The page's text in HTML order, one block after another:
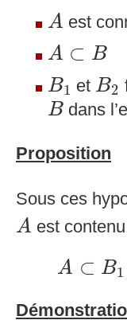
A
A est
A ⊂ B
A ⊂B
B1
B1 et B2
B2
B
B dans
Proposition
Sous ces
A
A est
A ⊂ B1
A ⊂